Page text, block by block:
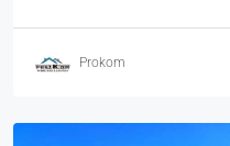
Prokom